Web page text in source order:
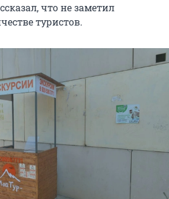
что не заметил
туристов.